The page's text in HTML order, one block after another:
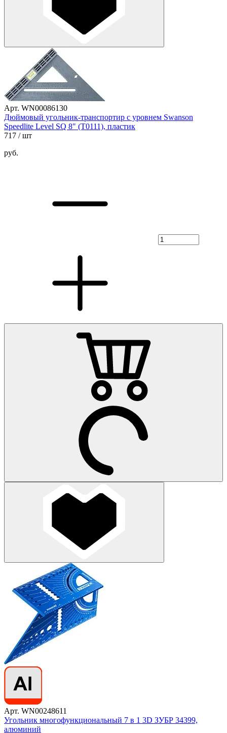
Арт. WN00086130
Дюймовый угольник-транспортир с уровнем Swanson
Speedlite Level SQ 8" (T0111), пластик
717 / шт
руб.
Арт. WN00248611
Угольник многофункциональный 7 в 1 3D ЗУБР 34399,
алюминий